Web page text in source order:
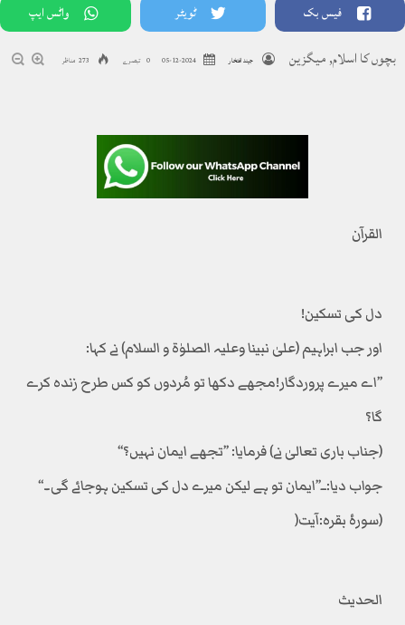
فیس بک ٹویٹر واٹس ایپ
بچوں کا اسلام,میگزین جیند افتخار 2024-12-05 0 تبصرے 273 مناظر
القرآن
دل کی تسکین!
اور جب ابراہیم (علیٰ نبینا وعلیہ الصلوٰۃ و السلام) نے کہا:
’’اے میرے پروردگار!مجھے دکھا تو مُردوں کو کس طرح زندہ کرے
گا؟
(جناب باری تعالیٰ نے) فرمایا: ’’تجھے ایمان نہیں؟‘‘
جواب دیا:ــ’’ایمان تو ہے لیکن میرے دل کی تسکین ہوجائے گی۔‘‘
(سورۂ بقرہ:آیت(
الحدیث